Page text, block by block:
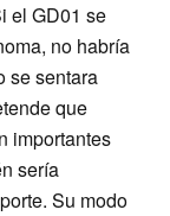
el GD01 se
no habría
se sentara
que
importantes
sería
Su modo